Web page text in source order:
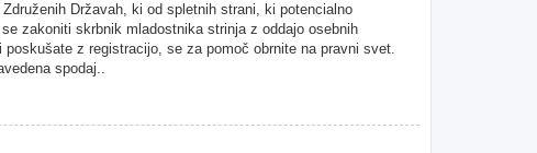
Državah, ki od spletnih strani, ki potencialno
zakoniti skrbnik mladostnika strinja z oddajo osebnih
z registracijo, se za pomoč obrnite na pravni svet.
spodaj..